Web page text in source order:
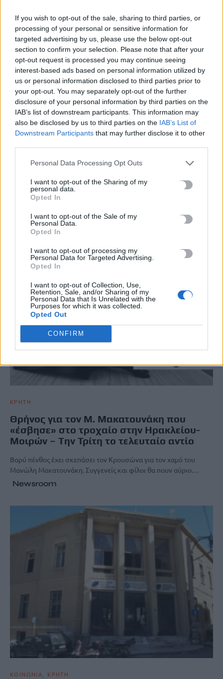
If you wish to opt-out of the sale, sharing to third parties, or
processing of your personal or sensitive information for
targeted advertising by us, please use the below opt-out
section to confirm your selection. Please note that after your
opt-out request is processed you may continue seeing
interest-based ads based on personal information utilized by
us or personal information disclosed to third parties prior to
your opt-out. You may separately opt-out of the further
disclosure of your personal information by third parties on the
IAB’s list of downstream participants. This information may
also be disclosed by us to third parties on the IAB’s List of
Downstream Participants that may further disclose it to other
Personal Data Processing Opt Outs
I want to opt-out of the Sharing of my
personal data.
Opted In
I want to opt-out of the Sale of my
Personal Data.
Opted In
I want to opt-out of processing my
Personal Data for Targeted Advertising.
Opted In
I want to opt-out of Collection, Use,
Retention, Sale, and/or Sharing of my
Personal Data that Is Unrelated with the
Purposes for which it was collected.
Opted Out
CONFIRM
Νέα μελέτη ρίχνει φως στο μυστήριο του «Καταρράκτη του
Αίματος» στην Ανταρκτική
9 Αυγούστου, 2026
Χανιά: Συνελήφθη 52χρονος για ναρκωτικά – Βρήκαν 150
γραμμάρια κάνναβης και τρία δενδρύλλια
9 Αυγούστου, 2026
TRENDING
ΣΧΕΤΙΚΆ ΆΡΘΡΑ
ΚΡΗΤΗ
Θρήνος για τον Μ. Μακατουνάκη που
«έσβησε» στο τροχαίο στην Ηρακλείου-
Μοιρών – Tην Τρίτη το τελευταίο αντίο
Bαρύ πένθος έχει σκεπάσει τον Κρουσώνα για τον χαμό του
Μανώλη Μακατουνάκη. Συγγενείς και φίλοι θα πουν αύριο…
Newsroom
ΚΟΙΝΩΝΙΑ ΚΡΗΤΗ